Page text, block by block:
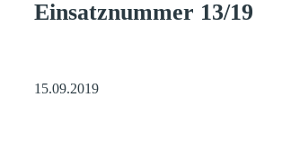
Einsatznummer 13/19
15.09.2019